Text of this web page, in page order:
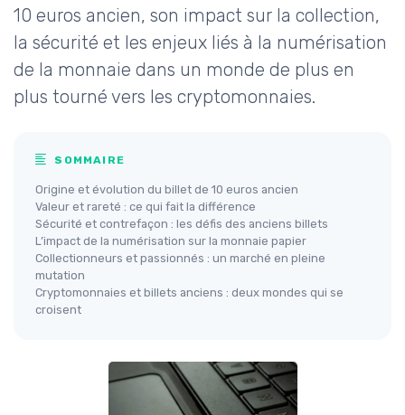
10 euros ancien, son impact sur la collection,
la sécurité et les enjeux liés à la numérisation
de la monnaie dans un monde de plus en
plus tourné vers les cryptomonnaies.
SOMMAIRE
Origine et évolution du billet de 10 euros ancien
Valeur et rareté : ce qui fait la différence
Sécurité et contrefaçon : les défis des anciens billets
L’impact de la numérisation sur la monnaie papier
Collectionneurs et passionnés : un marché en pleine
mutation
Cryptomonnaies et billets anciens : deux mondes qui se
croisent